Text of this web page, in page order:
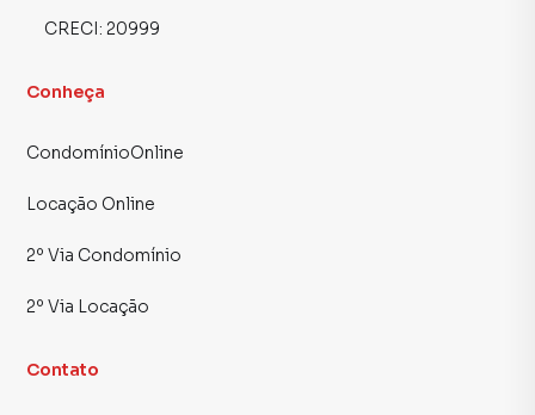
CRECI: 20999
Conheça
CondomínioOnline
Locação Online
2º Via Condomínio
2º Via Locação
Contato